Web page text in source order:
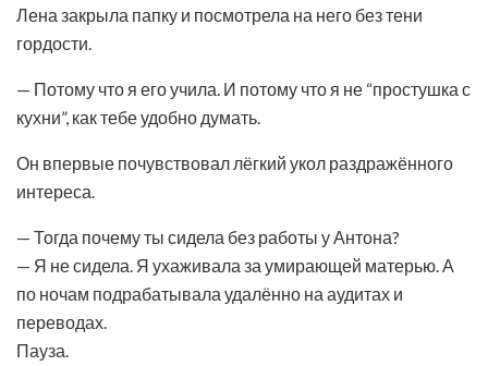
Лена закрыла папку и посмотрела на него без тени
гордости.
— Потому что я его учила. И потому что я не “простушка с
кухни”, как тебе удобно думать.
Он впервые почувствовал лёгкий укол раздражённого
интереса.
— Тогда почему ты сидела без работы у Антона?
— Я не сидела. Я ухаживала за умирающей матерью. А
по ночам подрабатывала удалённо на аудитах и
переводах.
Пауза.